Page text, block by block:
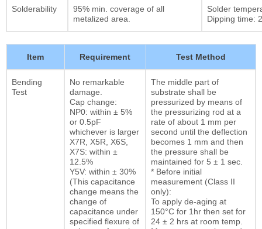
Solderability
95% min. coverage of all
metalized area.
Solder
Dipping time:
Item Requirement Test Method
Bending
Test
No remarkable
damage.
Cap change:
NP0: within ± 5%
or 0.5pF
whichever is larger
X7R, X5R, X6S,
X7S: within ±
12.5%
Y5V: within ± 30%
(This capacitance
change means the
change of
capacitance under
specified flexure of
The middle part of
substrate shall be
pressurized by means of
the pressurizing rod at a
rate of about 1 mm per
second until the deflection
becomes 1 mm and then
the pressure shall be
maintained for 5 ± 1 sec.
* Before initial
measurement (Class II
only):
To apply de-aging at
150°C for 1hr then set for
24 ± 2 hrs at room temp.